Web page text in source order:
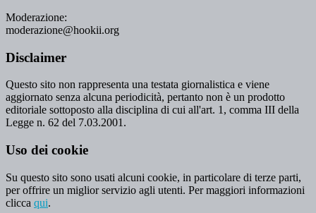
Moderazione:
moderazione@hookii.org
Disclaimer
Questo sito non rappresenta una testata giornalistica e viene
aggiornato senza alcuna periodicità, pertanto non è un prodotto
editoriale sottoposto alla disciplina di cui all'art. 1, comma III della
Legge n. 62 del 7.03.2001.
Uso dei cookie
Su questo sito sono usati alcuni cookie, in particolare di terze parti,
per offrire un miglior servizio agli utenti. Per maggiori informazioni
clicca qui.